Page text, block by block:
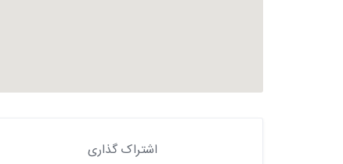
اشتراک گذاری